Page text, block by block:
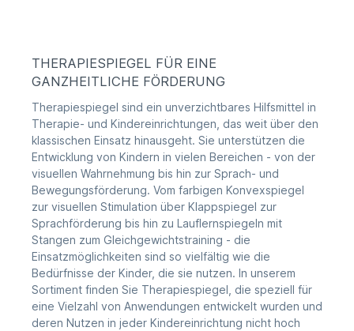
THERAPIESPIEGEL FÜR EINE
GANZHEITLICHE FÖRDERUNG
Therapiespiegel sind ein unverzichtbares Hilfsmittel in
Therapie- und Kindereinrichtungen, das weit über den
klassischen Einsatz hinausgeht. Sie unterstützen die
Entwicklung von Kindern in vielen Bereichen - von der
visuellen Wahrnehmung bis hin zur Sprach- und
Bewegungsförderung. Vom farbigen Konvexspiegel
zur visuellen Stimulation über Klappspiegel zur
Sprachförderung bis hin zu Lauflernspiegeln mit
Stangen zum Gleichgewichtstraining - die
Einsatzmöglichkeiten sind so vielfältig wie die
Bedürfnisse der Kinder, die sie nutzen. In unserem
Sortiment finden Sie Therapiespiegel, die speziell für
eine Vielzahl von Anwendungen entwickelt wurden und
deren Nutzen in jeder Kindereinrichtung nicht hoch